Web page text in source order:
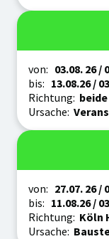
Zeitraum
von: 03.08. 26/
bis: 13.08.26/
Richtung: beide
Ursache:
Zeitraum
von: 27.07. 26/
bis: 11.08.26/
Richtung: Köln
Ursache: